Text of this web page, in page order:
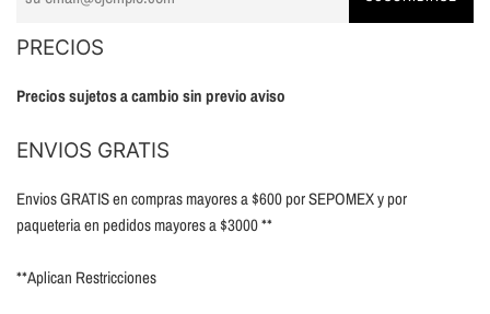
PRECIOS
Precios sujetos a cambio sin previo aviso
ENVIOS GRATIS
Envios GRATIS en compras mayores a $600 por SEPOMEX y por
paqueteria en pedidos mayores a $3000 **
**Aplican Restricciones